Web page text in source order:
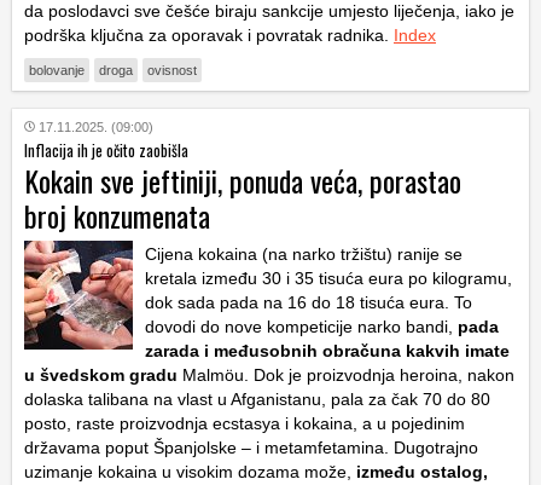
da poslodavci sve češće biraju sankcije umjesto liječenja, iako je
podrška ključna za oporavak i povratak radnika. Index
bolovanje droga ovisnost
17.11.2025. (09:00)
Inflacija ih je očito zaobišla
Kokain sve jeftiniji, ponuda veća, porastao
broj konzumenata
Cijena kokaina (na narko tržištu) ranije se
kretala između 30 i 35 tisuća eura po kilogramu,
dok sada pada na 16 do 18 tisuća eura. To
dovodi do nove kompeticije narko bandi, pada
zarada i međusobnih obračuna kakvih imate
u švedskom gradu Malmöu. Dok je proizvodnja heroina, nakon
dolaska talibana na vlast u Afganistanu, pala za čak 70 do 80
posto, raste proizvodnja ecstasya i kokaina, a u pojedinim
državama poput Španjolske – i metamfetamina. Dugotrajno
uzimanje kokaina u visokim dozama može, između ostalog,